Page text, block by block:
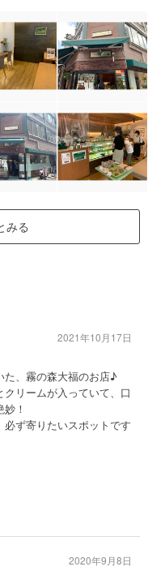
みる
た、霧の森大福のお店♪
リームが入っていて、口
！
ず寄りたいスポットです
2021年10月17日
2020年9月8日